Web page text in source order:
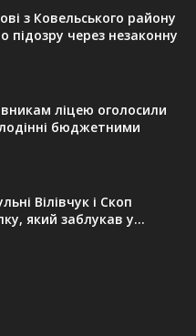
з Ковельського району
підозру через незаконну
ліцею оголосили
бюджетними
Вілівчук і Скоп
який заблукав у...